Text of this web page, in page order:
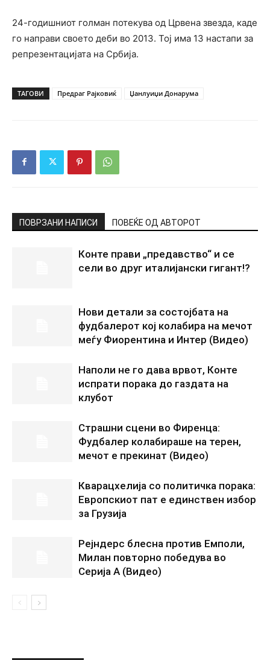
24-годишниот голман потекува од Црвена звезда, каде
го направи своето деби во 2013. Тој има 13 настапи за
репрезентацијата на Србија.
ТАГОВИ Предраг Рајковиќ Џанлуиџи Донарума
ПОВРЗАНИ НАПИСИ ПОВЕЌЕ ОД АВТОРОТ
Конте прави „предавство“ и се
сели во друг италијански гигант!?
Нови детали за состојбата на
фудбалерот кој колабира на мечот
меѓу Фиорентина и Интер (Видео)
Наполи не го дава врвот, Конте
испрати порака до газдата на
клубот
Страшни сцени во Фиренца:
Фудбалер колабираше на терен,
мечот е прекинат (Видео)
Кварацхелија со политичка порака:
Европскиот пат е единствен избор
за Грузија
Рејндерс блесна против Емполи,
Милан повторно победува во
Серија А (Видео)